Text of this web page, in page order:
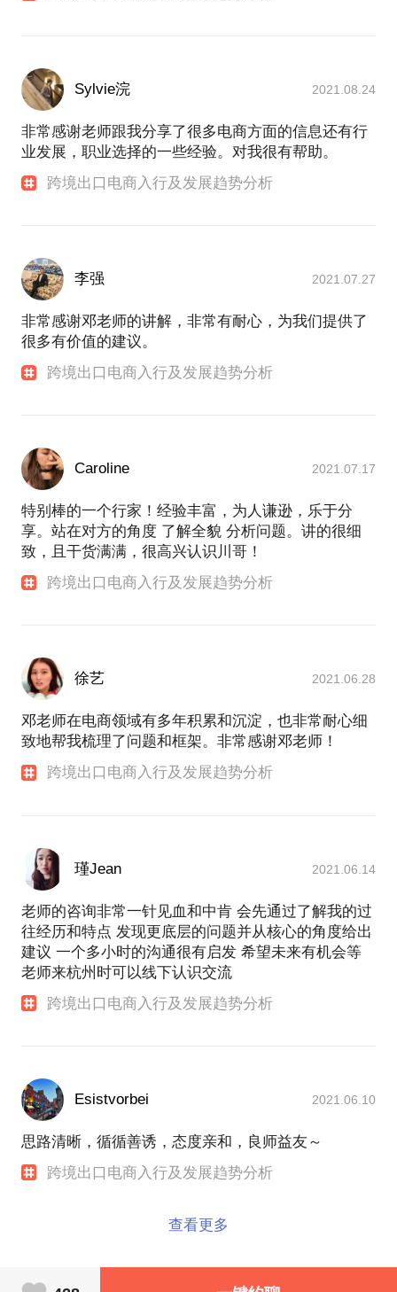
Sylvie浣 2021.08.24
非常感谢老师跟我分享了很多电商方面的信息还有行
业发展，职业选择的一些经验。对我很有帮助。
跨境出口电商入行及发展趋势分析
李强 2021.07.27
非常感谢邓老师的讲解，非常有耐心，为我们提供了
很多有价值的建议。
跨境出口电商入行及发展趋势分析
Caroline 2021.07.17
特别棒的一个行家！经验丰富，为人谦逊，乐于分
享。站在对方的角度 了解全貌 分析问题。讲的很细
致，且干货满满，很高兴认识川哥！
跨境出口电商入行及发展趋势分析
徐艺 2021.06.28
邓老师在电商领域有多年积累和沉淀，也非常耐心细
致地帮我梳理了问题和框架。非常感谢邓老师！
跨境出口电商入行及发展趋势分析
瑾Jean 2021.06.14
老师的咨询非常一针见血和中肯 会先通过了解我的过
往经历和特点 发现更底层的问题并从核心的角度给出
建议 一个多小时的沟通很有启发 希望未来有机会等
老师来杭州时可以线下认识交流
跨境出口电商入行及发展趋势分析
Esistvorbei 2021.06.10
思路清晰，循循善诱，态度亲和，良师益友～
跨境出口电商入行及发展趋势分析
查看更多